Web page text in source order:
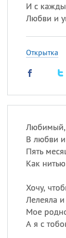
И с
Любви и
Открытка
Любимый,
В любви
Пять
Как
Хочу,
Лелеяла
Мое
А я с